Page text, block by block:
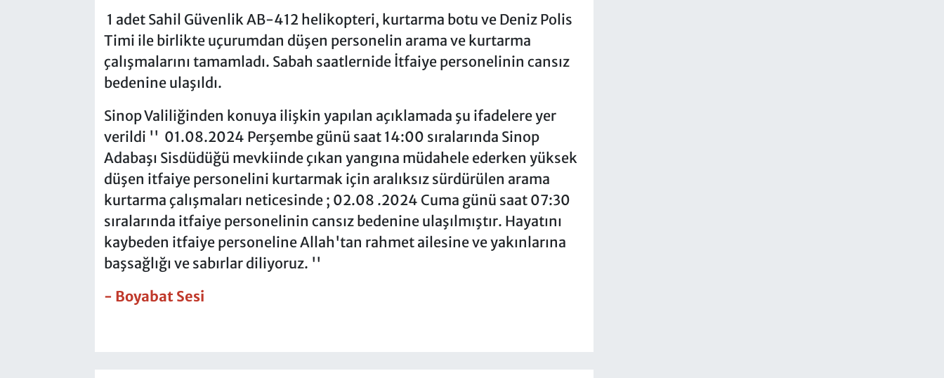
1 adet Sahil Güvenlik AB-412 helikopteri, kurtarma botu ve Deniz Polis
Timi ile birlikte uçurumdan düşen personelin arama ve kurtarma
çalışmalarını tamamladı. Sabah saatlernide İtfaiye personelinin cansız
bedenine ulaşıldı.
Sinop Valiliğinden konuya ilişkin yapılan açıklamada şu ifadelere yer
verildi '' 01.08.2024 Perşembe günü saat 14:00 sıralarında Sinop
Adabaşı Sisdüdüğü mevkiinde çıkan yangına müdahele ederken yüksek
düşen itfaiye personelini kurtarmak için aralıksız sürdürülen arama
kurtarma çalışmaları neticesinde ; 02.08 .2024 Cuma günü saat 07:30
sıralarında itfaiye personelinin cansız bedenine ulaşılmıştır. Hayatını
kaybeden itfaiye personeline Allah'tan rahmet ailesine ve yakınlarına
başsağlığı ve sabırlar diliyoruz. ''
- Boyabat Sesi